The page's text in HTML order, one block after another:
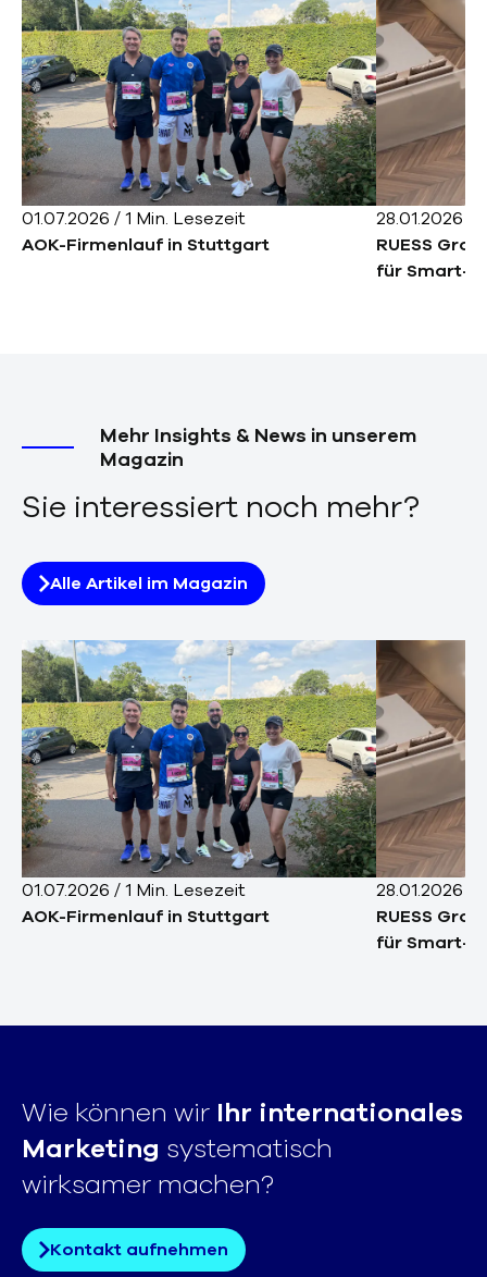
01.07.2026 /1 Min. Lesezeit
AOK-Firmenlauf in Stuttgart
28.01.2026
RUESS
für Smart-
Mehr Insights & News in unserem
Magazin
Sie interessiert noch mehr?
Alle Artikel im Magazin
01.07.2026 /1 Min. Lesezeit
AOK-Firmenlauf in Stuttgart
28.01.2026
RUESS
für Smart-
Wie können wir Ihr internationales
Marketing systematisch
wirksamer machen?
Kontakt aufnehmen